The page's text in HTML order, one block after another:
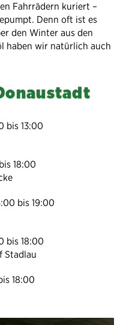
Fahrrädern kuriert –
Denn oft ist es
den Winter aus den
haben wir natürlich auch
bis 13:00
18:00
bis 19:00
bis 18:00
Stadlau
18:00